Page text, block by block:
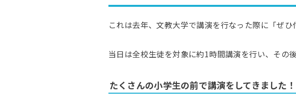
これは去年、文教大学で講演を行なった際に「ぜ
当日は全校生徒を対象に約1時間講演を行い、その
たくさんの小学生の前で講演をしてきました！